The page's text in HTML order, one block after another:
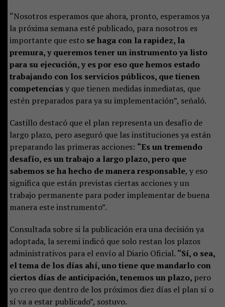
“Nosotros esperamos que ahora, pronto, esperamos ya
la próxima semana esté publicado, para nosotros es
importante que esto se haga con la rapidez, la
premura, y queremos tener un instrumento ya listo
para su ejecución, y es por eso que hemos estado
trabajando con los servicios públicos, que tienen
competenciasy que tienen medidas inmediatas, que
estén preparados para ya su implementación”, señaló.
Castillo destacó que el plan representa un desafío de
largo plazo, pero aseguró que las instituciones ya están
preparando las primeras acciones: “Es un tremendo
desafío, es un trabajo a largo plazo, pero que
sabemos se ha hecho de manera responsable, y eso
significa que están previstas ciertas acciones y un
trabajo permanente para poder implementar de buena
manera este instrumento”.
Consultada sobre si la publicación era una decisión ya
adoptada, la seremi indicó que solo restan los plazos
administrativos para el envío al Diario Oficial. “Sí, o sea,
el tema de los días ahí, uno tiene que mandarlo con
ciertos días de anticipación, tenemos un plazo, pero
yo creo que dentro de los próximos diez días el plan sí o
sí va a estar publicado”, sostuvo.